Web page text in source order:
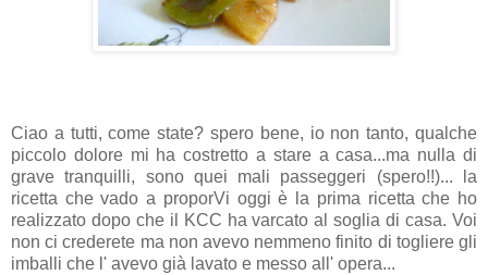
Ciao a tutti, come state? spero bene, io non tanto, qualche
piccolo dolore mi ha costretto a stare a casa...ma nulla di
grave tranquilli, sono quei mali passeggeri (spero!!)... la
ricetta che vado a proporVi oggi è la prima ricetta che ho
realizzato dopo che il KCC ha varcato al soglia di casa. Voi
non ci crederete ma non avevo nemmeno finito di togliere gli
imballi che l' avevo già lavato e messo all' opera...